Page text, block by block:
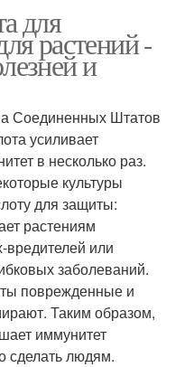
для
растений -
и
Соединенных Штатов
усиливает
в несколько раз.
культуры
для защиты:
растениям
вредителей или
заболеваний.
поврежденные и
Таким образом,
иммунитет
сделать людям.